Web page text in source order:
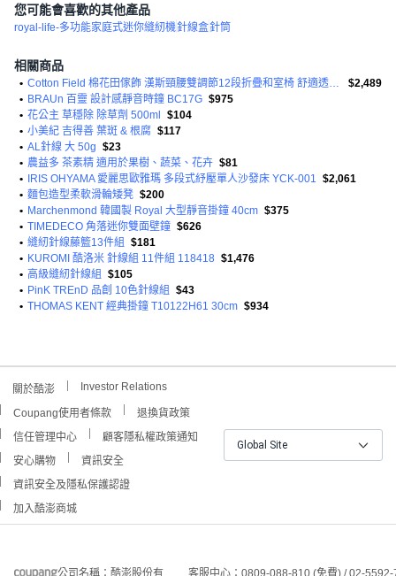
您可能會喜歡的其他產品
royal-life-多功能家庭式迷你縫紉機針線盒針筒
相關商品
• Cotton Field 棉花田傢飾 漢斯頸腰雙調節12段折疊和室椅 舒適透氣 收納
$2,489
• BRAUn 百靈 設計感靜音時鐘 BC17G $975
• 花公主 草穩除 除草劑 500ml
$104
• 小美紀 吉得善 葉斑 & 根腐 $117
• AL針線 大 50g $23
• 農益多 茶素精 適用於果樹、蔬菜、花卉 $81
•
IRIS OHYAMA 愛麗思歐雅瑪 多段式紓壓單人沙發床 YCK-001 $2,061
• 麵包造型柔軟滑輪矮凳 $200
• Marchenmond 韓國製 Royal 大型靜音掛鐘 40cm $375
• TIMEDECO 角落迷你雙面壁鐘 $626
• 縫紉針線藤籃13件組
$181
• KUROMI 酷洛米 針線組 11件組 118418 $1,476
• 高級縫紉針線組
$105
• PinK TREnD 品創 10色針線組
$43
• THOMAS KENT 經典掛鐘 T10122H61 30cm $934
關於酷澎 Investor Relations
Coupang使用者條款
退換貨政策
信任管理中心
顧客隱私權政策通知
安心購物
資訊安全
資訊安全及隱私保護認證
加入酷澎商城
Global Site
公司名稱：酷澎股份有 客服中心：0809-088-810 (免費) / 02-